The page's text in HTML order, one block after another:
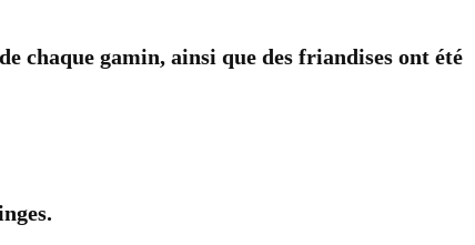
chaque gamin, ainsi que des friandises ont été